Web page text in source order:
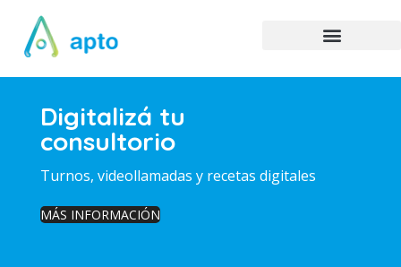
Digitalizá tu
consultorio
Turnos, videollamadas y recetas digitales
MÁS INFORMACIÓN